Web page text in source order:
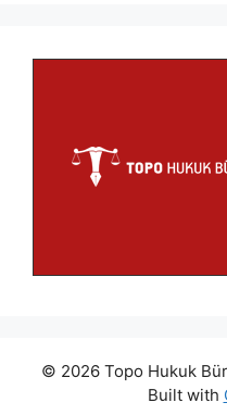
© 2026 Topo Hukuk
Built with